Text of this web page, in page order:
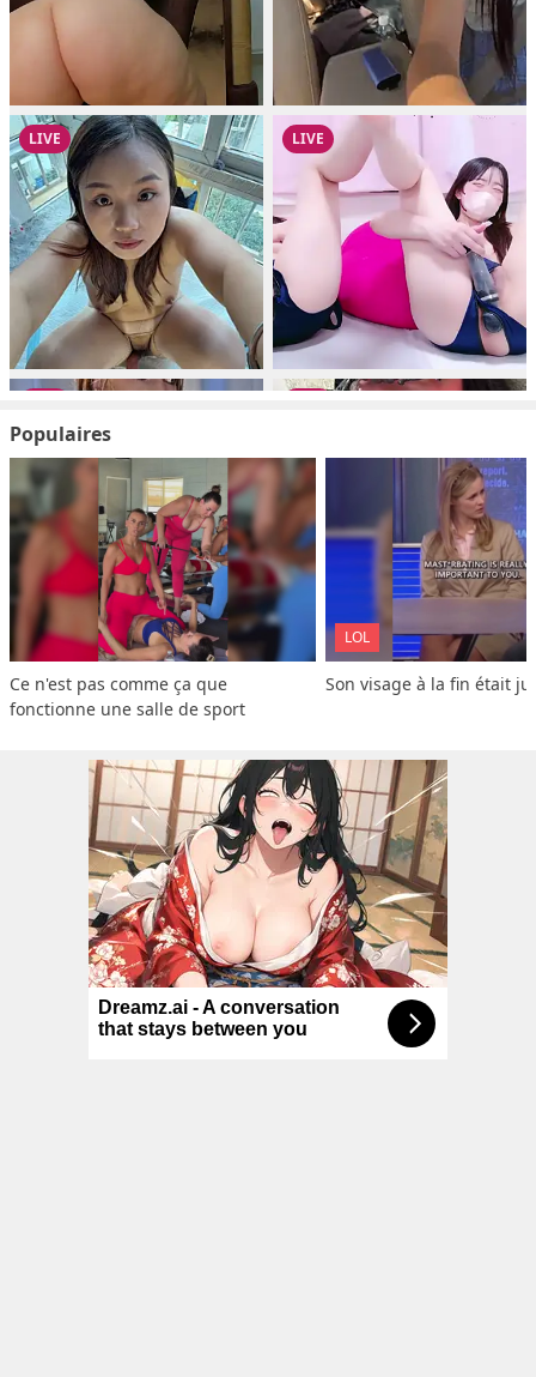
Populaires
Ce n'est pas comme ça que
fonctionne une salle de sport
LOL
Son visage à la fin était